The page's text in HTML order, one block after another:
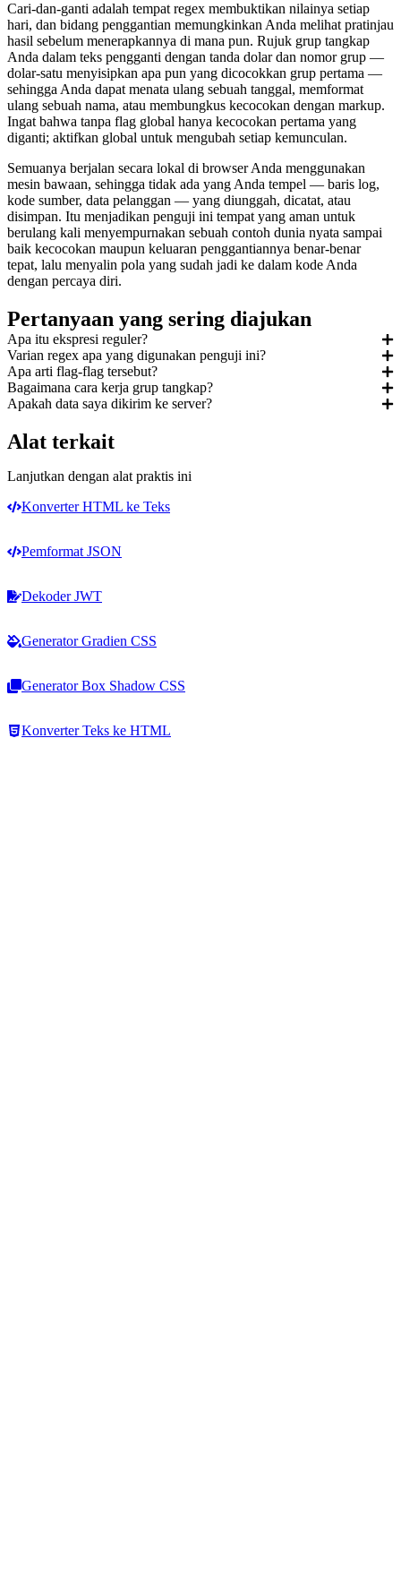
Cari-dan-ganti adalah tempat regex membuktikan nilainya setiap
hari, dan bidang penggantian memungkinkan Anda melihat pratinjau
hasil sebelum menerapkannya di mana pun. Rujuk grup tangkap
Anda dalam teks pengganti dengan tanda dolar dan nomor grup —
dolar-satu menyisipkan apa pun yang dicocokkan grup pertama —
sehingga Anda dapat menata ulang sebuah tanggal, memformat
ulang sebuah nama, atau membungkus kecocokan dengan markup.
Ingat bahwa tanpa flag global hanya kecocokan pertama yang
diganti; aktifkan global untuk mengubah setiap kemunculan.
Semuanya berjalan secara lokal di browser Anda menggunakan
mesin bawaan, sehingga tidak ada yang Anda tempel — baris log,
kode sumber, data pelanggan — yang diunggah, dicatat, atau
disimpan. Itu menjadikan penguji ini tempat yang aman untuk
berulang kali menyempurnakan sebuah contoh dunia nyata sampai
baik kecocokan maupun keluaran penggantiannya benar-benar
tepat, lalu menyalin pola yang sudah jadi ke dalam kode Anda
dengan percaya diri.
Pertanyaan yang sering diajukan
Apa itu ekspresi reguler?
Varian regex apa yang digunakan penguji ini?
Apa arti flag-flag tersebut?
Bagaimana cara kerja grup tangkap?
Apakah data saya dikirim ke server?
Alat terkait
Lanjutkan dengan alat praktis ini
Konverter HTML ke Teks
Pemformat JSON
Dekoder JWT
Generator Gradien CSS
Generator Box Shadow CSS
Konverter Teks ke HTML